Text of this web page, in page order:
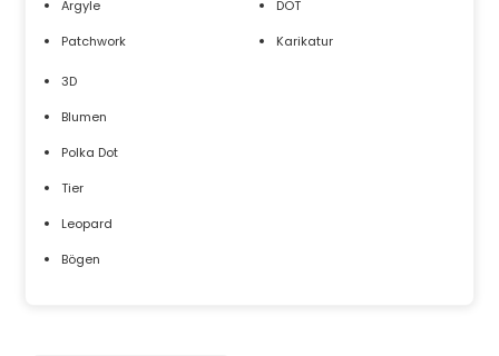
Argyle
Patchwork
DOT
Karikatur
3D
Blumen
Polka Dot
Tier
Leopard
Bögen